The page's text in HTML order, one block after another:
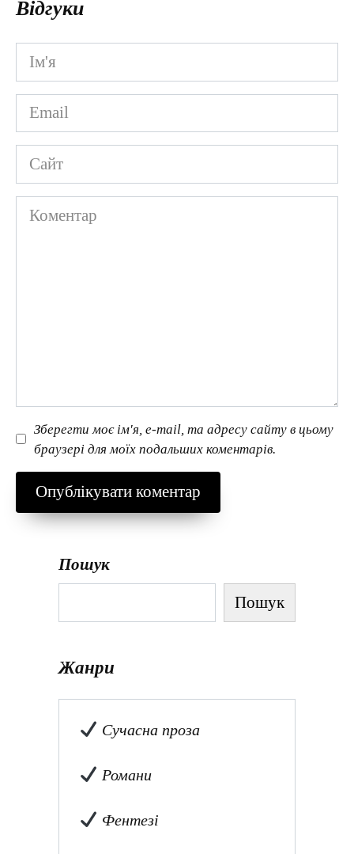
Відгуки
Ім'я
*
Email
*
Сайт
Коментар
Зберегти моє ім'я, e-mail, та адресу сайту в цьому
браузері для моїх подальших коментарів.
Пошук
Пошук
Жанри
Сучасна проза
Романи
Фентезі